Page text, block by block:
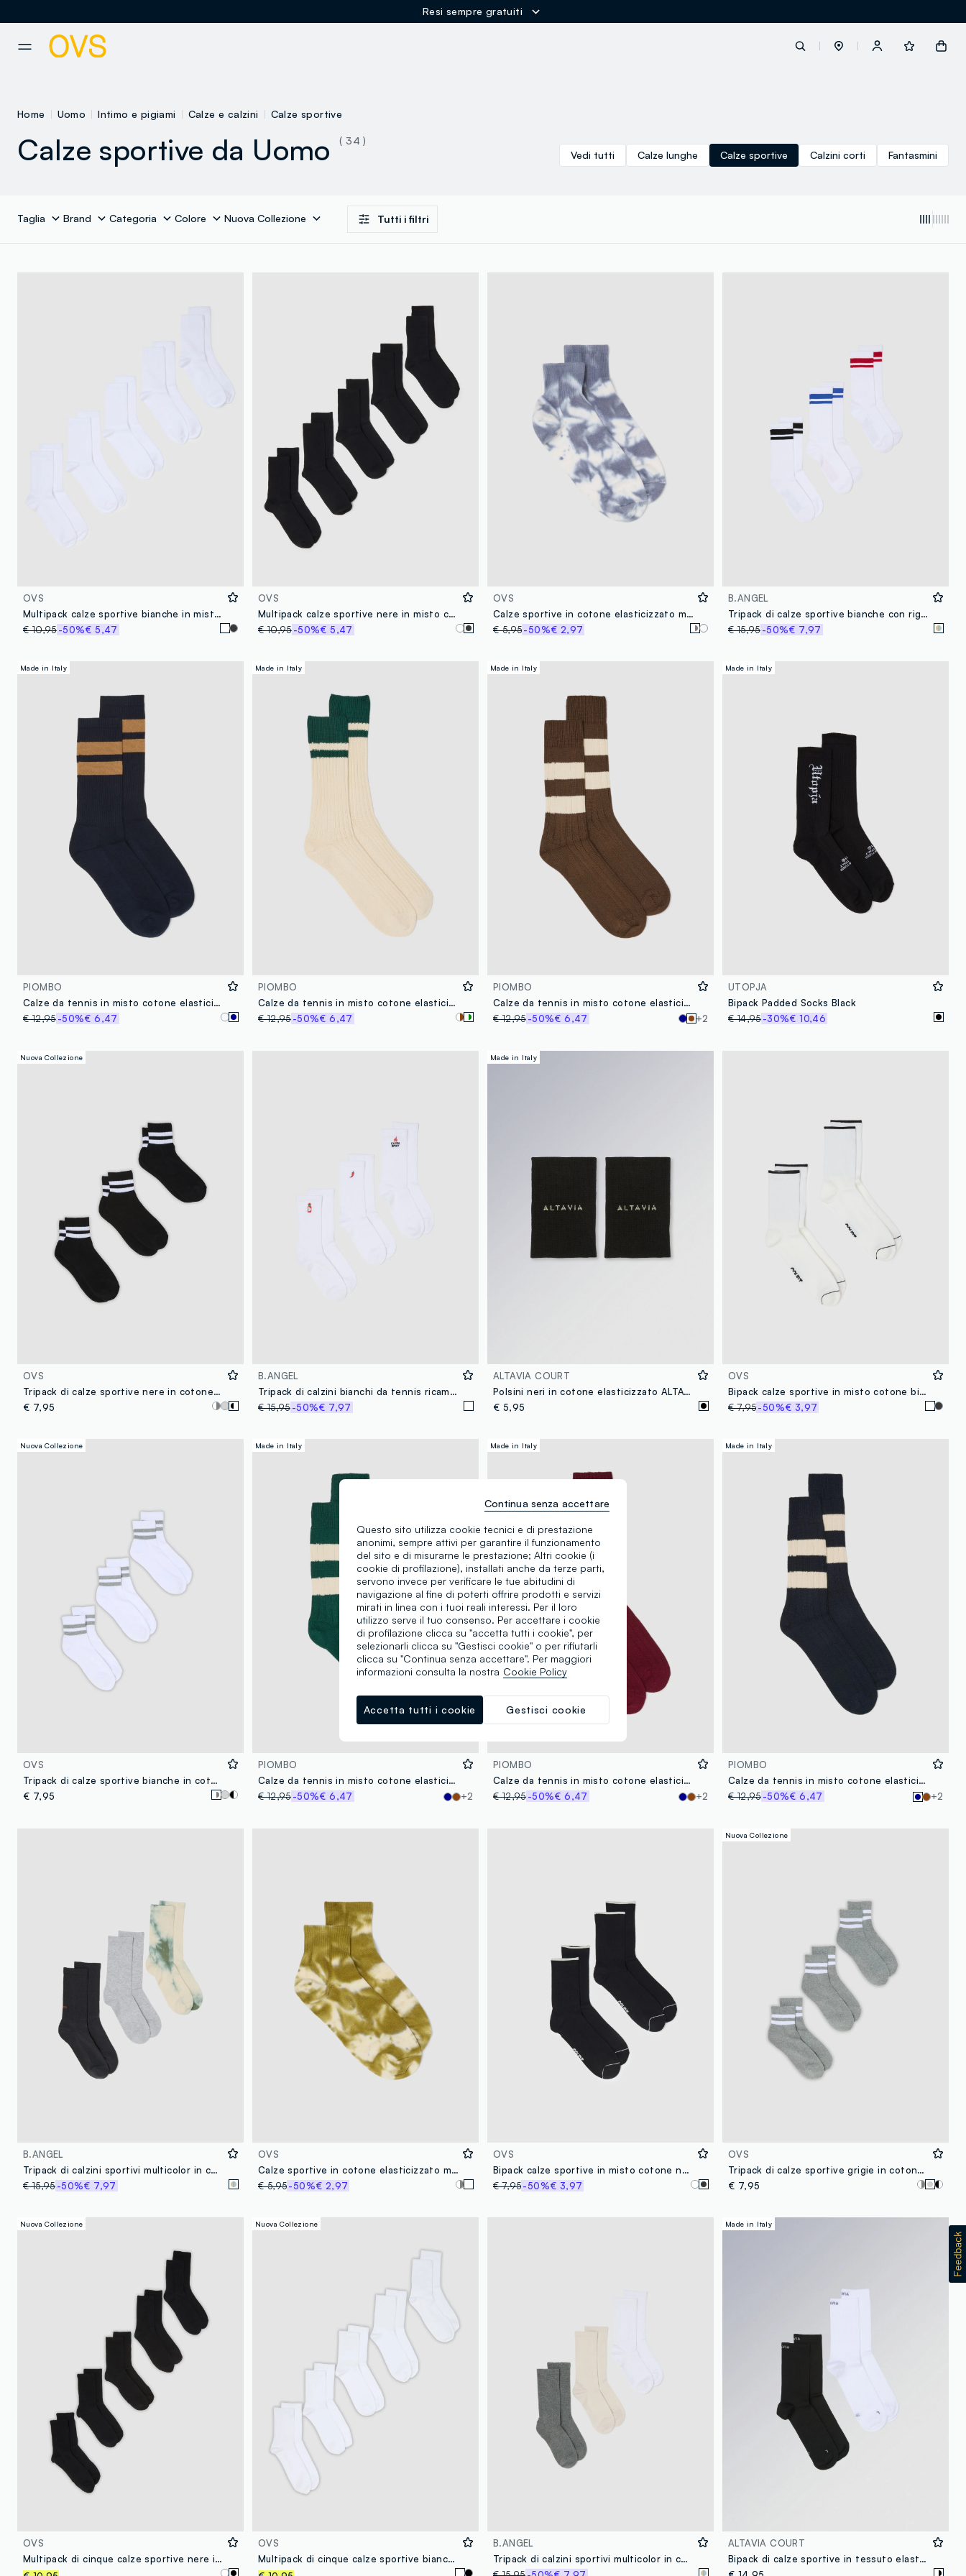
Resi sempre gratuiti
button.loginandregister
Home Uomo Intimo e pigiami Calze e calzini Calze sportive
Calze sportive da Uomo
( 34 )
Vedi tutti
Calze lunghe Calze sportive Calzini corti Fantasmini
Taglia Brand Categoria Colore Nuova Collezione Tutti i filtri
OVS
Multipack calze sportive bianche in misto cotone vestibilità aderente
€ 10,95-50%€ 5,47
OVS
Multipack calze sportive nere in misto cotone vestibilità aderente
€ 10,95-50%€ 5,47
OVS
Calze sportive in cotone elasticizzato multicolor effetto tie-dye
€ 5,95-50%€ 2,97
B.ANGEL
Tripack di calze sportive bianche con righe multicolor in cotone elasticizzato
€ 15,95-50%€ 7,97
Made in Italy
PIOMBO
Calze da tennis in misto cotone elasticizzato blu con righe
€ 12,95-50%€ 6,47
Made in Italy
PIOMBO
Calze da tennis in misto cotone elasticizzato bianche con righe
€ 12,95-50%€ 6,47
Made in Italy
PIOMBO
Calze da tennis in misto cotone elasticizzato marroni con righe
€ 12,95-50%€ 6,47 +2
Made in Italy
UTOPJA
Bipack Padded Socks Black
€ 14,95-30%€ 10,46
Nuova Collezione
OVS
Tripack di calze sportive nere in cotone organico elasticizzato
€ 7,95
B.ANGEL
Tripack di calzini bianchi da tennis ricamati in cotone elasticizzato
€ 15,95-50%€ 7,97
Made in Italy
ALTAVIA COURT
Polsini neri in cotone elasticizzato ALTAVIA COURT
€ 5,95
OVS
Bipack calze sportive in misto cotone bianco con righe
€ 7,95-50%€ 3,97
Nuova Collezione
OVS
Tripack di calze sportive bianche in cotone organico elasticizzato
€ 7,95
Made in Italy
PIOMBO
Calze da tennis in misto cotone elasticizzato verdi con righe
€ 12,95-50%€ 6,47 +2
Made in Italy
PIOMBO
Calze da tennis in misto cotone elasticizzato rosse con righe
€ 12,95-50%€ 6,47 +2
Made in Italy
PIOMBO
Calze da tennis in misto cotone elasticizzato blu con righe
€ 12,95-50%€ 6,47 +2
B.ANGEL
Tripack di calzini sportivi multicolor in cotone elasticizzato
€ 15,95-50%€ 7,97
OVS
Calze sportive in cotone elasticizzato multicolor effetto tie-dye
€ 5,95-50%€ 2,97
OVS
Bipack calze sportive in misto cotone nero con righe
€ 7,95-50%€ 3,97
Nuova Collezione
OVS
Tripack di calze sportive grigie in cotone organico elasticizzato
€ 7,95
Nuova Collezione
OVS
Multipack di cinque calze sportive nere in cotone organico
Nuova Collezione
OVS
Multipack di cinque calze sportive bianche in cotone organico
B.ANGEL
Tripack di calzini sportivi multicolor in cotone elasticizzato
Made in Italy
ALTAVIA COURT
Bipack di calze sportive in tessuto elasticizzato ALTAVIA COURT
Questo sito utilizza cookie tecnici e di prestazione
anonimi, sempre attivi per garantire il funzionamento
del sito e di misurarne le prestazione; Altri cookie (i
cookie di profilazione), installati anche da terze parti,
servono invece per verificare le tue abitudini di
navigazione al fine di poterti offrire prodotti e servizi
mirati in linea con i tuoi reali interessi. Per il loro
utilizzo serve il tuo consenso. Per accettare i cookie
di profilazione clicca su "accetta tutti i cookie", per
selezionarli clicca su "Gestisci cookie" o per rifiutarli
clicca su "Continua senza accettare". Per maggiori
informazioni consulta la nostra Cookie Policy
Gestisci cookie
Accetta tutti i cookie
Continua senza accettare